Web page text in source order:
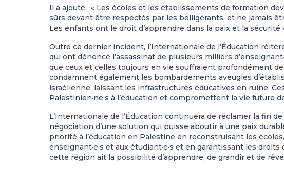
Il a ajouté : « Les écoles et les établissements de formation
sûrs devant être respectés par les belligérants, et ne jamais
Les enfants ont le droit d’apprendre dans la paix et la sécurité
Outre ce dernier incident, l’Internationale de l’Éducation
qui ont dénoncé l’assassinat de plusieurs milliers
que ceux et celles toujours en vie souffraient profondément
condamnent également les bombardements aveugles
israélienne, laissant les infrastructures éducatives en ruine.
Palestinien·ne·s à l’éducation et compromettent la vie future
L’Internationale de l’Éducation continuera de réclamer la fin
négociation d’une solution qui puisse aboutir à une paix
priorité à l’éducation en Palestine en reconstruisant les
enseignant·e·s et aux étudiant·e·s et en garantissant les
cette région ait la possibilité d’apprendre, de grandir et de